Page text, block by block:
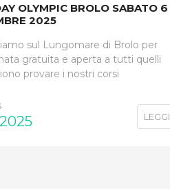
OLYMPIC BROLO SABATO 6
2025
sul Lungomare di Brolo per
gratuita e aperta a tutti quelli
provare i nostri corsi
LEGGI